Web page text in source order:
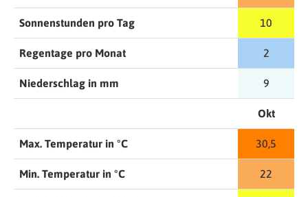
Sonnenstunden pro Tag 10
Regentage pro Monat 2
Niederschlag in mm 9
Okt
Max. Temperatur in °C 30,5
Min. Temperatur in °C 22